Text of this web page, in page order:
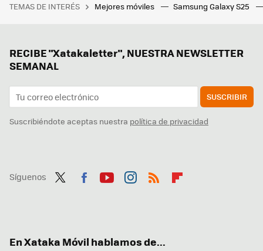
TEMAS DE INTERÉS Mejores móviles Samsung Galaxy S25
RECIBE "Xatakaletter", NUESTRA NEWSLETTER
SEMANAL
SUSCRIBIR
Suscribiéndote aceptas nuestra política de privacidad
Síguenos
En Xataka Móvil hablamos de...